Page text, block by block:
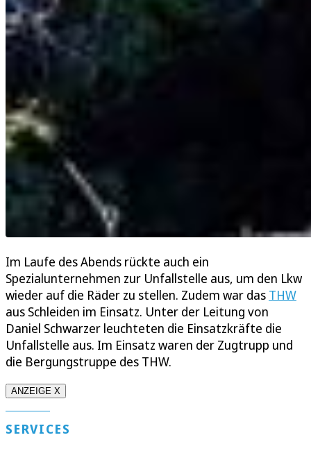
Im Laufe des Abends rückte auch ein
Spezialunternehmen zur Unfallstelle aus, um den Lkw
wieder auf die Räder zu stellen. Zudem war das THW
aus Schleiden im Einsatz. Unter der Leitung von
Daniel Schwarzer leuchteten die Einsatzkräfte die
Unfallstelle aus. Im Einsatz waren der Zugtrupp und
die Bergungstruppe des THW.
ANZEIGE X
SERVICES